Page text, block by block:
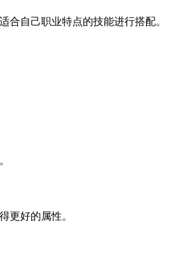
合自己职业特点的技能进行搭配。
更好的属性。